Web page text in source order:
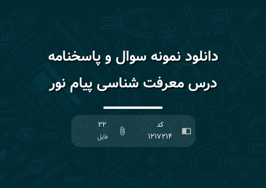
دانلود نمونه سوال و پاسخنامه
درس معرفت شناسی پیام نور
import_contacts
کد
۱۲۱۷۲۱۴
attach_file
۲۲
فایل